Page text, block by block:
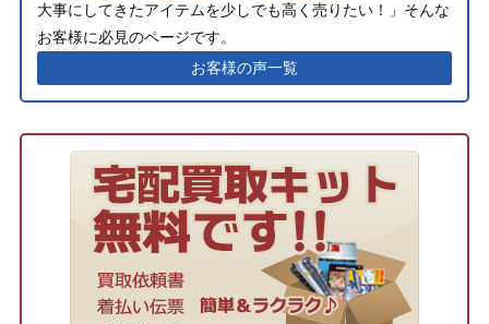
大事にしてきたアイテムを少しでも高く売りたい！」そんな
お客様に必見のページです。
お客様の声一覧